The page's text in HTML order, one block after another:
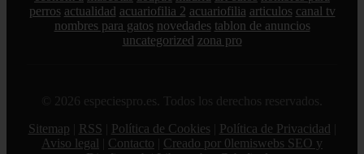
perros actualidad acuariofilia 2 acuariofilia articulos canal tv
nombres para gatos novedades tablon de anuncios
uncategorized zona pro
© 2026 especiespro.es. Todos los derechos reservados.
Sitemap
RSS Política de Cookies Política de Privacidad
Aviso legal
Contacto
Creado por 0lemiswebs SEO y